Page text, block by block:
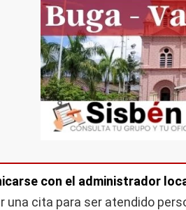
con el administrador
una cita para ser atendido